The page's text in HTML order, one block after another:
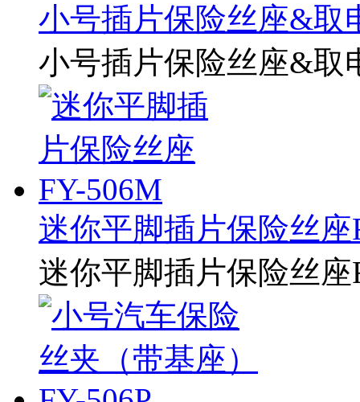
小号插片保险丝座&取
小号插片保险丝座&取
迷你平脚插片保险丝座
迷你平脚插片保险丝座